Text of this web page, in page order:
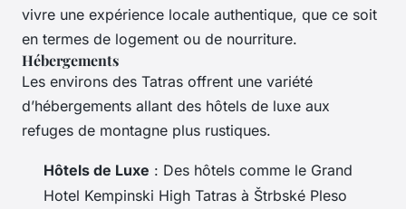
vivre une expérience locale authentique, que ce soit
en termes de logement ou de nourriture.
Hébergements
Les environs des Tatras offrent une variété
d’hébergements allant des hôtels de luxe aux
refuges de montagne plus rustiques.
Hôtels de Luxe : Des hôtels comme le Grand
Hotel Kempinski High Tatras à Štrbské Pleso